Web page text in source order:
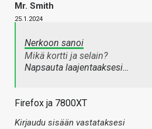
Mr. Smith
25.1.2024
Nerkoon sanoi
Mikä kortti ja selain?
Napsauta laajentaaksesi…
Firefox ja 7800XT
Kirjaudu sisään vastataksesi